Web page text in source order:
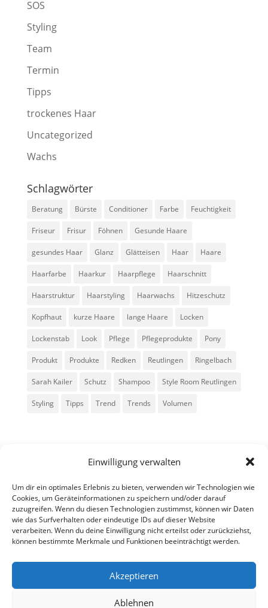
Einwilligung verwalten
Um dir ein optimales Erlebnis zu bieten, verwenden wir Technologien wie
Cookies, um Geräteinformationen zu speichern und/oder darauf
zuzugreifen. Wenn du diesen Technologien zustimmst, können wir Daten
wie das Surfverhalten oder eindeutige IDs auf dieser Website
verarbeiten. Wenn du deine Einwilligung nicht erteilst oder zurückziehst,
können bestimmte Merkmale und Funktionen beeinträchtigt werden.
Akzeptieren
Ablehnen
SOS
Styling
Team
Termin
Tipps
trockenes Haar
Uncategorized
Wachs
Schlagwörter
Beratung Bürste Conditioner Farbe Feuchtigkeit
Friseur Frisur Föhnen Gesunde Haare
gesundes Haar Glanz Glätteisen Haar Haare
Haarfarbe Haarkur Haarpflege Haarschnitt
Haarstruktur Haarstyling Haarwachs Hitzeschutz
Kopfhaut kurze Haare lange Haare Locken
Lockenstab Look Pflege Pflegeprodukte Pony
Produkt Produkte Redken Reutlingen Ringelbach
Sarah Kailer Schutz Shampoo Style Room Reutlingen
Styling Tipps Trend Trends Volumen
Alle Rechte vorbehalten - Sarah Kailer